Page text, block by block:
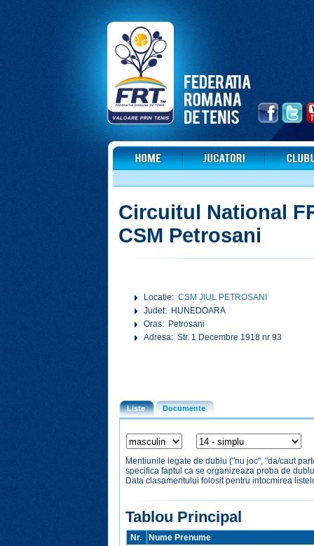
Circuitul National
CSM Petrosani
Locatie:CSM JIUL PETROSANI
Judet: HUNEDOARA
Oras: Petrosani
Adresa: Str. 1 Decembre 1918 nr 93
Liste Documente
Mentiunile legate de dublu ("nu joc", "da/caut
specifica faptul ca se organizeaza proba de
Data clasamentului folosit pentru intocmirea
Tablou Principal
Nr. Nume Prenume